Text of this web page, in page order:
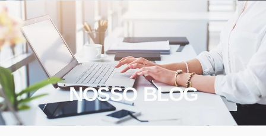
NOSSO BLOG